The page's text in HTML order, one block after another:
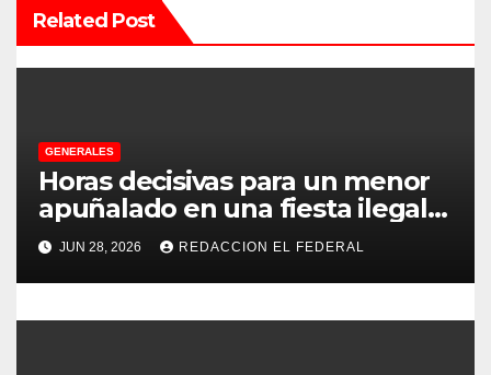
n
d
e
n
t
r
a
Related Post
GENERALES
Horas decisivas para un menor
apuñalado en una fiesta ilegal
con más de 500 asistentes en
Chilecito
JUN 28, 2026 REDACCION EL FEDERAL